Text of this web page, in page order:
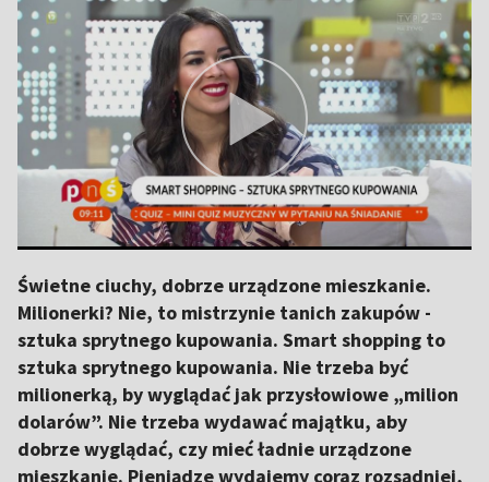
Świetne ciuchy, dobrze urządzone mieszkanie.
Milionerki? Nie, to mistrzynie tanich zakupów -
sztuka sprytnego kupowania. Smart shopping to
sztuka sprytnego kupowania. Nie trzeba być
milionerką, by wyglądać jak przysłowiowe „milion
dolarów”. Nie trzeba wydawać majątku, aby
dobrze wyglądać, czy mieć ładnie urządzone
mieszkanie. Pieniądze wydajemy coraz rozsądniej,